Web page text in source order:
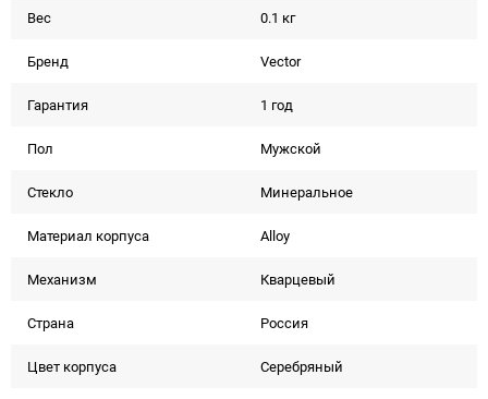
Вес 0.1 кг
Бренд Vector
Гарантия 1 год
Пол Мужской
Стекло Минеральное
Материал корпуса Alloy
Механизм Кварцевый
Страна Россия
Цвет корпуса Серебряный